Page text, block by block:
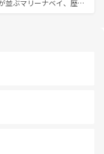
香港を存分に楽しみ尽く
並ぶマリーナベイ、歴史
める外せないスポット